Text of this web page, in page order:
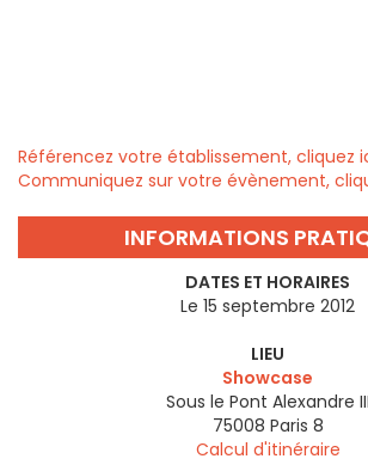
Référencez votre établissement, cliquez
Communiquez sur votre évènement,
INFORMATIONS
DATES ET HORAIRES
Le 15 septembre 2012
LIEU
Showcase
Sous le Pont Alexandre III
75008 Paris 8
Calcul d'itinéraire